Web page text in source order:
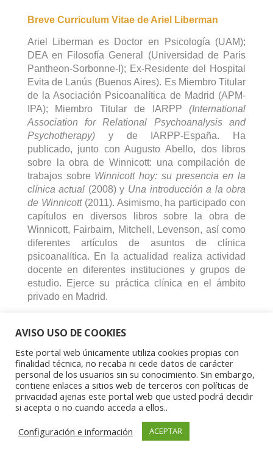
Breve Curriculum Vitae de Ariel Liberman
Ariel Liberman es Doctor en Psicología (UAM);
DEA en Filosofía General (Universidad de Paris
Pantheon-Sorbonne-I); Ex-Residente del Hospital
Evita de Lanús (Buenos Aires). Es Miembro Titular
de la Asociación Psicoanalítica de Madrid (APM-
IPA); Miembro Titular de IARPP (International
Association for Relational Psychoanalysis and
Psychotherapy) y de IARPP-España. Ha
publicado, junto con Augusto Abello, dos libros
sobre la obra de Winnicott: una compilación de
trabajos sobre Winnicott hoy: su presencia en la
clínica actual (2008) y Una introducción a la obra
de Winnicott(2011). Asimismo, ha participado con
capítulos en diversos libros sobre la obra de
Winnicott, Fairbairn, Mitchell, Levenson, así como
diferentes artículos de asuntos de clínica
psicoanalítica. En la actualidad realiza actividad
docente en diferentes instituciones y grupos de
estudio. Ejerce su práctica clínica en el ámbito
privado en Madrid.
Aviso Legal| Política de privacidad|Política de
cookies
Copyright © 2023 Asociación Aragonesa para la
Investigación Psíquica del Niño y el Adolescente
AVISO USO DE COOKIES
Este portal web únicamente utiliza cookies propias con
finalidad técnica, no recaba ni cede datos de carácter
personal de los usuarios sin su conocimiento. Sin embargo,
contiene enlaces a sitios web de terceros con políticas de
privacidad ajenas este portal web que usted podrá decidir
si acepta o no cuando acceda a ellos..
Configuración e información
ACEPTAR